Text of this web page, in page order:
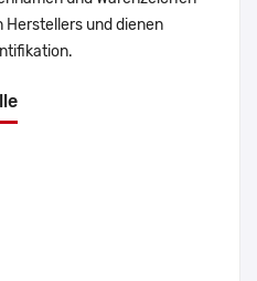
Herstellers und dienen